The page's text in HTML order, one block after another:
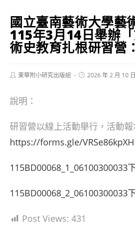
國立臺南藝術大學藝
115年3月14日舉辦
術史教育扎根研習營
Post東華附小研究出版組
Post2026 年 2 月 10 日
說明：
研習營以線上活動舉行，活動
https://forms.gle/
115BD00068_1_06100300033
115BD00068_2_06100300033
Post Views: 431